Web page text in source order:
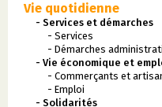
Vie quotidienne
- Services et démarches
- Services
- Démarches
- Vie économique et
- Commerçants et
- Emploi
- Solidarités